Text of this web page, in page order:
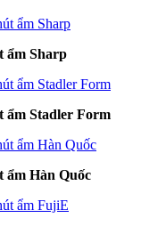
ẩm Sharp
ẩm Stadler Form
ẩm Hàn Quốc